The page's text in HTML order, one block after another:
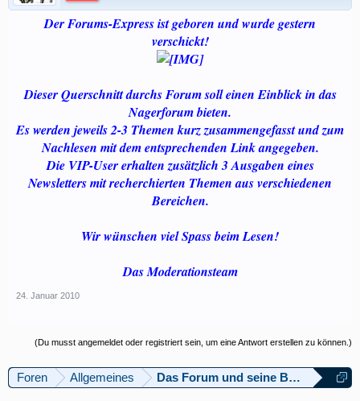
Der Forums-Express ist geboren und wurde gestern
verschickt!
Dieser Querschnitt durchs Forum soll einen Einblick in das
Nagerforum bieten.
Es werden jeweils 2-3 Themen kurz zusammengefasst und zum
Nachlesen mit dem entsprechenden Link angegeben.
Die VIP-User erhalten zusätzlich 3 Ausgaben eines
Newsletters mit recherchierten Themen aus verschiedenen
Bereichen.
Wir wünschen viel Spass beim Lesen!
Das Moderationsteam
24. Januar 2010
(Du musst angemeldet oder registriert sein, um eine Antwort erstellen zu können.)
Foren Allgemeines Das Forum und seine Bedienung